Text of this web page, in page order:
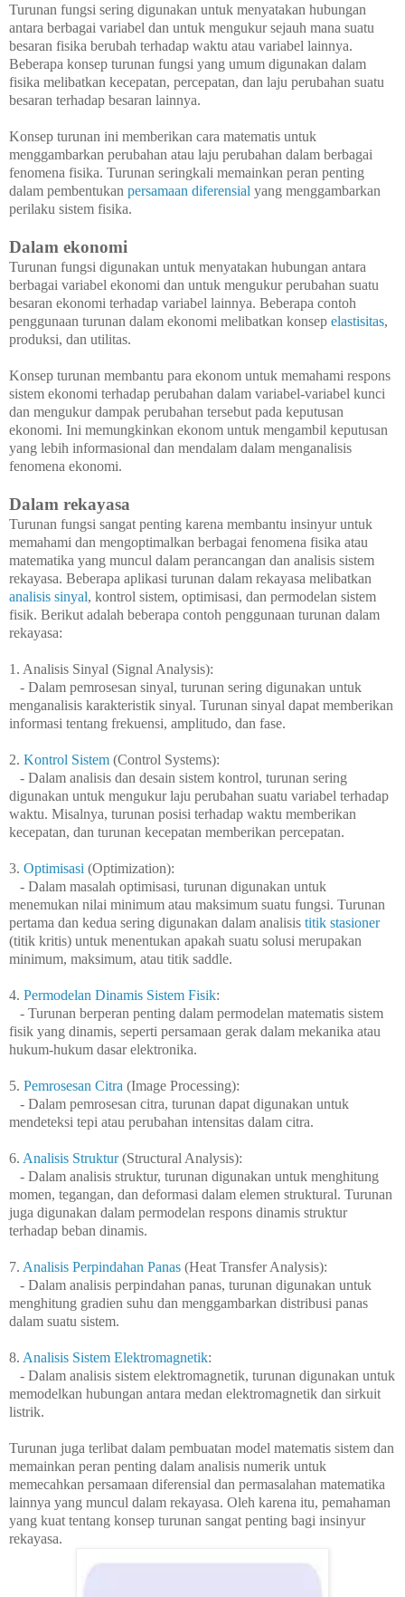
Turunan fungsi sering digunakan untuk menyatakan hubungan
antara berbagai variabel dan untuk mengukur sejauh mana suatu
besaran fisika berubah terhadap waktu atau variabel lainnya.
Beberapa konsep turunan fungsi yang umum digunakan dalam
fisika melibatkan kecepatan, percepatan, dan laju perubahan suatu
besaran terhadap besaran lainnya.
Konsep turunan ini memberikan cara matematis untuk
menggambarkan perubahan atau laju perubahan dalam berbagai
fenomena fisika. Turunan seringkali memainkan peran penting
dalam pembentukan persamaan diferensial yang menggambarkan
perilaku sistem fisika.
Dalam ekonomi
Turunan fungsi digunakan untuk menyatakan hubungan antara
berbagai variabel ekonomi dan untuk mengukur perubahan suatu
besaran ekonomi terhadap variabel lainnya. Beberapa contoh
penggunaan turunan dalam ekonomi melibatkan konsep elastisitas,
produksi, dan utilitas.
Konsep turunan membantu para ekonom untuk memahami respons
sistem ekonomi terhadap perubahan dalam variabel-variabel kunci
dan mengukur dampak perubahan tersebut pada keputusan
ekonomi. Ini memungkinkan ekonom untuk mengambil keputusan
yang lebih informasional dan mendalam dalam menganalisis
fenomena ekonomi.
Dalam rekayasa
Turunan fungsi sangat penting karena membantu insinyur untuk
memahami dan mengoptimalkan berbagai fenomena fisika atau
matematika yang muncul dalam perancangan dan analisis sistem
rekayasa. Beberapa aplikasi turunan dalam rekayasa melibatkan
analisis sinyal, kontrol sistem, optimisasi, dan permodelan sistem
fisik. Berikut adalah beberapa contoh penggunaan turunan dalam
rekayasa:
1. Analisis Sinyal (Signal Analysis):
- Dalam pemrosesan sinyal, turunan sering digunakan untuk
menganalisis karakteristik sinyal. Turunan sinyal dapat memberikan
informasi tentang frekuensi, amplitudo, dan fase.
2. Kontrol Sistem (Control Systems):
- Dalam analisis dan desain sistem kontrol, turunan sering
digunakan untuk mengukur laju perubahan suatu variabel terhadap
waktu. Misalnya, turunan posisi terhadap waktu memberikan
kecepatan, dan turunan kecepatan memberikan percepatan.
3. Optimisasi (Optimization):
- Dalam masalah optimisasi, turunan digunakan untuk
menemukan nilai minimum atau maksimum suatu fungsi. Turunan
pertama dan kedua sering digunakan dalam analisis titik stasioner
(titik kritis) untuk menentukan apakah suatu solusi merupakan
minimum, maksimum, atau titik saddle.
4. Permodelan Dinamis Sistem Fisik:
- Turunan berperan penting dalam permodelan matematis sistem
fisik yang dinamis, seperti persamaan gerak dalam mekanika atau
hukum-hukum dasar elektronika.
5. Pemrosesan Citra (Image Processing):
- Dalam pemrosesan citra, turunan dapat digunakan untuk
mendeteksi tepi atau perubahan intensitas dalam citra.
6. Analisis Struktur(Structural Analysis):
- Dalam analisis struktur, turunan digunakan untuk menghitung
momen, tegangan, dan deformasi dalam elemen struktural. Turunan
juga digunakan dalam permodelan respons dinamis struktur
terhadap beban dinamis.
7. Analisis Perpindahan Panas (Heat Transfer Analysis):
- Dalam analisis perpindahan panas, turunan digunakan untuk
menghitung gradien suhu dan menggambarkan distribusi panas
dalam suatu sistem.
8. Analisis Sistem Elektromagnetik:
- Dalam analisis sistem elektromagnetik, turunan digunakan untuk
memodelkan hubungan antara medan elektromagnetik dan sirkuit
listrik.
Turunan juga terlibat dalam pembuatan model matematis sistem dan
memainkan peran penting dalam analisis numerik untuk
memecahkan persamaan diferensial dan permasalahan matematika
lainnya yang muncul dalam rekayasa. Oleh karena itu, pemahaman
yang kuat tentang konsep turunan sangat penting bagi insinyur
rekayasa.